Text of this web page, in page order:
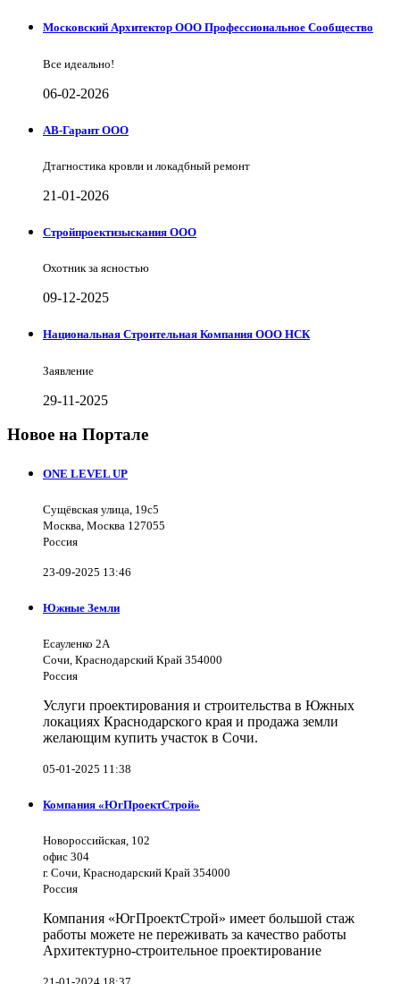
Московский Архитектор ООО Профессиональное Сообщество
Все идеально!
06-02-2026
АВ-Гарант ООО
Дтагностика кровли и локадбный ремонт
21-01-2026
Стройпроектизыскания ООО
Охотник за ясностью
09-12-2025
Национальная Строительная Компания ООО НСК
Заявление
29-11-2025
Новое на Портале
ONE LEVEL UP
Сущёвская улица, 19с5
Москва, Москва 127055
Россия
23-09-2025 13:46
Южные Земли
Есауленко 2А
Сочи, Краснодарский Край 354000
Россия
Услуги проектирования и строительства в Южных
локациях Краснодарского края и продажа земли
желающим купить участок в Сочи.
05-01-2025 11:38
Компания «ЮгПроектСтрой»
Новороссийская, 102
офис 304
г. Сочи, Краснодарский Край 354000
Россия
Компания «ЮгПроектСтрой» имеет большой стаж
работы можете не переживать за качество работы
Архитектурно-строительное проектирование